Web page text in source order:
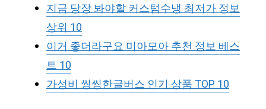
지금 당장 봐야할 커스텀수냉 최저가 정보
상위 10
이거 좋더라구요 미아모아 추천 정보 베스
트 10
가성비 씽씽한글버스 인기 상품 TOP 10